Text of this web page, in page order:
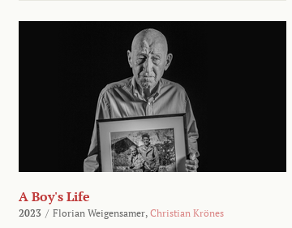
A Boy's Life
2023 / Florian Weigensamer, Christian Krönes